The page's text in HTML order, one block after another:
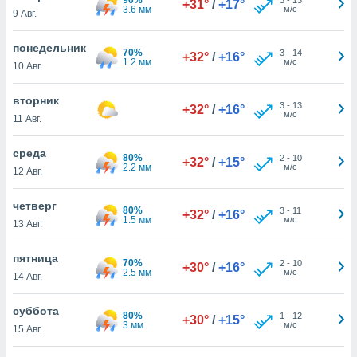
действия
рекламу
нашей
cookie
cookie
в
нашего
9 Авг.
3.6 мм
+31° / +17°
м/с
понедельник
10 Авг.
70%
1.2 мм
+32° / +16° 3- 14
м/с
вторник
11 Авг.
+32° / +16° 3- 13
м/с
среда
12 Авг.
80%
2.2 мм
+32° / +15° 2- 10
м/с
четверг
13 Авг.
80%
1.5 мм
+32° / +16° 3- 11
м/с
пятница
14 Авг.
70%
2.5 мм
+30° / +16° 2- 10
м/с
суббота
15 Авг.
80%
3 мм
+30° / +15° 1 - 12
м/с